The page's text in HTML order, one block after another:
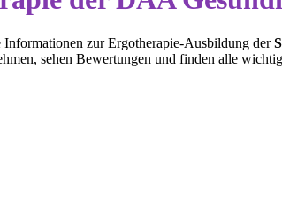
zur Ergotherapie-Ausbildung der
sehen Bewertungen und finden alle